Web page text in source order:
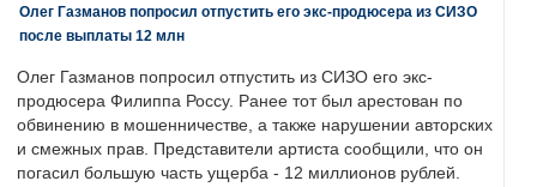
Олег Газманов попросил отпустить его экс-продюсера из СИЗО
после выплаты 12 млн
Олег Газманов попросил отпустить из СИЗО его экс-
продюсера Филиппа Россу. Ранее тот был арестован по
обвинению в мошенничестве, а также нарушении авторских
и смежных прав. Представители артиста сообщили, что он
погасил большую часть ущерба - 12 миллионов рублей.